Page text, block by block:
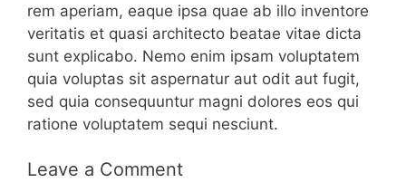
rem aperiam, eaque ipsa quae ab illo inventore
veritatis et quasi architecto beatae vitae dicta
sunt explicabo. Nemo enim ipsam voluptatem
quia voluptas sit aspernatur aut odit aut fugit,
sed quia consequuntur magni dolores eos qui
ratione voluptatem sequi nesciunt.
Leave a Comment